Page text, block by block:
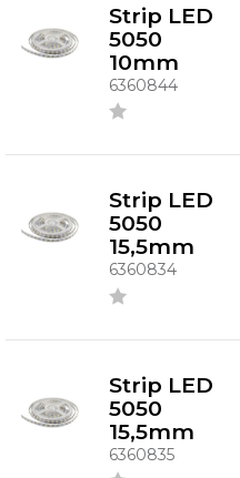
Strip LED
5050
10mm
6360844
Strip LED
5050
15,5mm
6360834
Strip LED
5050
15,5mm
6360835